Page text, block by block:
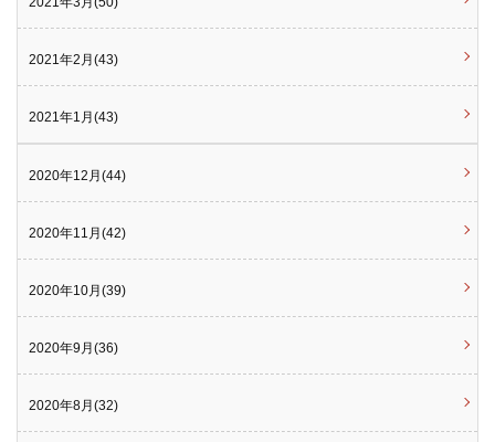
2021年2月(43)
2021年1月(43)
2020年12月(44)
2020年11月(42)
2020年10月(39)
2020年9月(36)
2020年8月(32)